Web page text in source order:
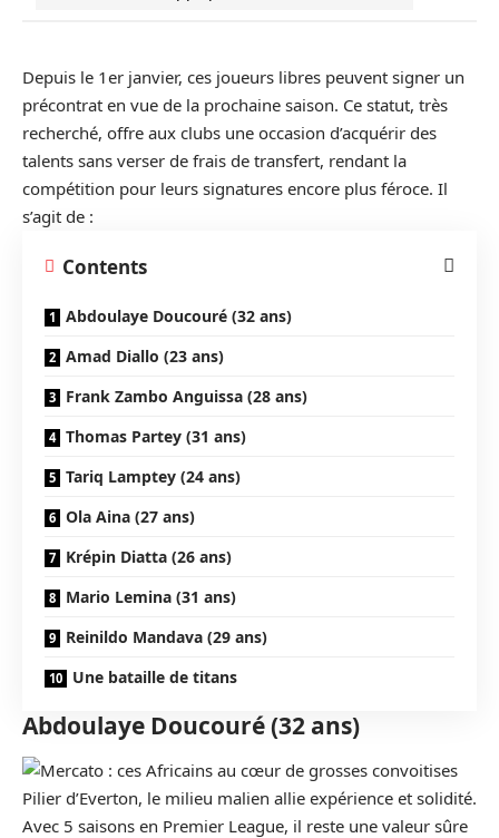
Depuis le 1er janvier, ces joueurs libres peuvent signer un
précontrat en vue de la prochaine saison. Ce statut, très
recherché, offre aux clubs une occasion d’acquérir des
talents sans verser de frais de transfert, rendant la
compétition pour leurs signatures encore plus féroce. Il
s’agit de :
Contents
Abdoulaye Doucouré (32 ans)
Amad Diallo (23 ans)
Frank Zambo Anguissa (28 ans)
Thomas Partey (31 ans)
Tariq Lamptey (24 ans)
Ola Aina (27 ans)
Krépin Diatta (26 ans)
Mario Lemina (31 ans)
Reinildo Mandava (29 ans)
Une bataille de titans
Abdoulaye Doucouré (32 ans)
Pilier d’Everton, le milieu malien allie expérience et solidité.
Avec 5 saisons en Premier League, il reste une valeur sûre